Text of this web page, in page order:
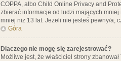
COPPA, albo Child Online Privacy and
zbierać informacje od ludzi mających
mniej niż 13 lat. Jeżeli nie jesteś pewny/a,
Góra
Dlaczego nie mogę się zarejestrować?
Możliwe jest, że właściciel strony